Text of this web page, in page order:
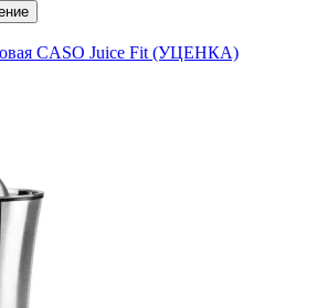
CASO Juice Fit (УЦЕНКА)